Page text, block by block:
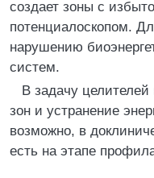
создает зоны с
потенциалоскопом.
нарушению
систем.
В задачу целителей
зон и устранение
возможно, в
есть на этапе